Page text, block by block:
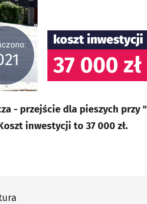
koszt inwestycji
37 000 zł
- przejście dla pieszych przy
inwestycji to 37 000 zł.